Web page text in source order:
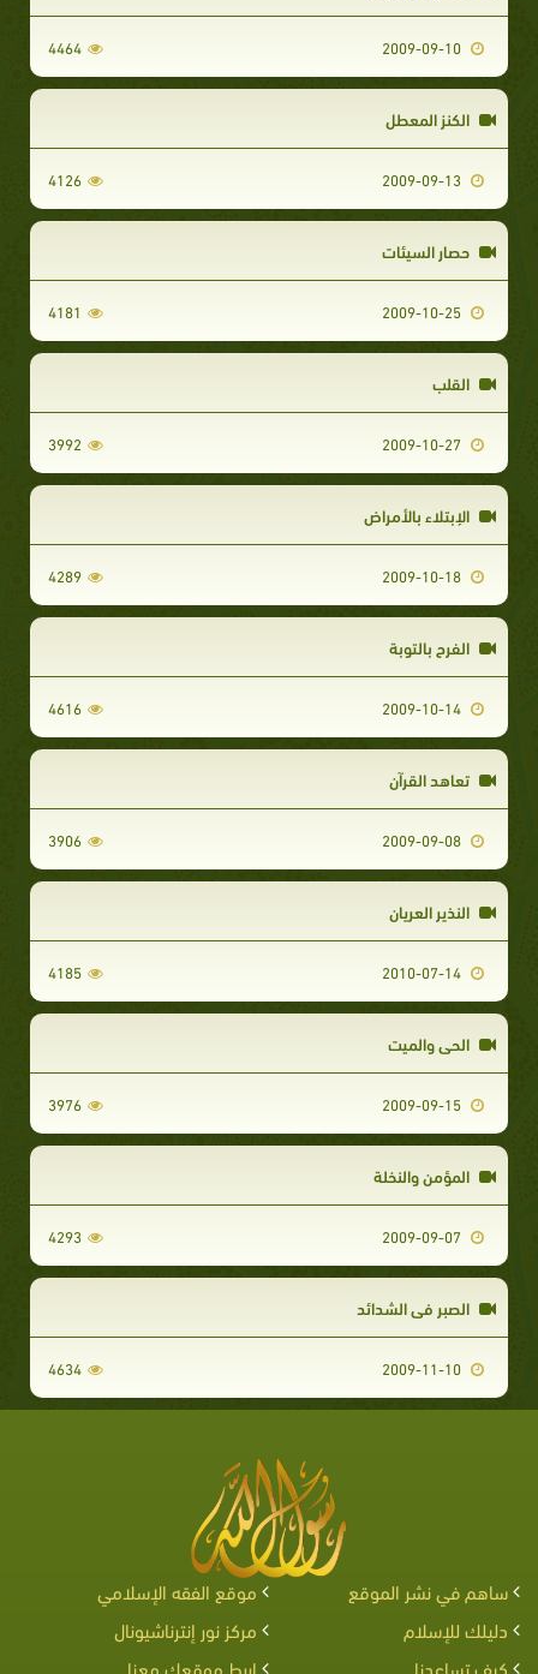
4464
الكنز المعطل
4126
حصار السيئات
4181
القلب
3992
الإبتلاء بالأمراض
4289
الفرح بالتوبة
4616
تعاهد القرآن
3906
النذير العريان
4185
الحي والميت
3976
المؤمن والنخلة
4293
الصبر في الشدائد
4634
ساهم في نشر الموقع
موقع الفقه الإسلامي
دليلك للإسلام
مركز نور إنترناشيونال
كيف تساعدنا
اربط موقعك معنا